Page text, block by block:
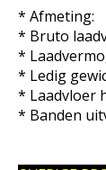
* Afmeting:
* Bruto
*
* Ledig
* Laadvloer
* Banden